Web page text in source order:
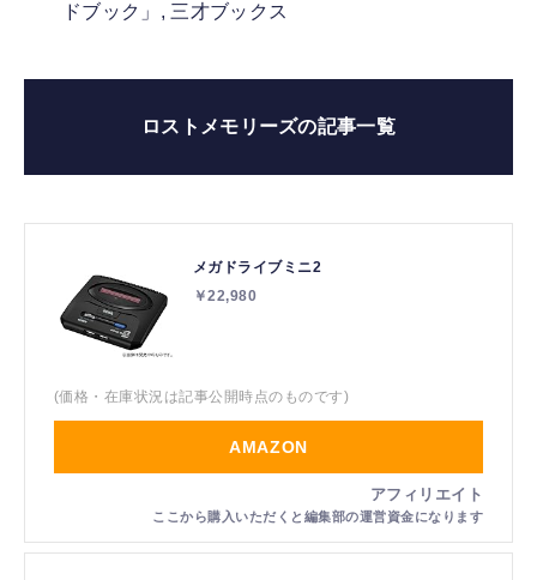
ドブック」, 三才ブックス
ロストメモリーズの記事一覧
メガドライブミニ2
￥22,980
(価格・在庫状況は記事公開時点のものです)
AMAZON